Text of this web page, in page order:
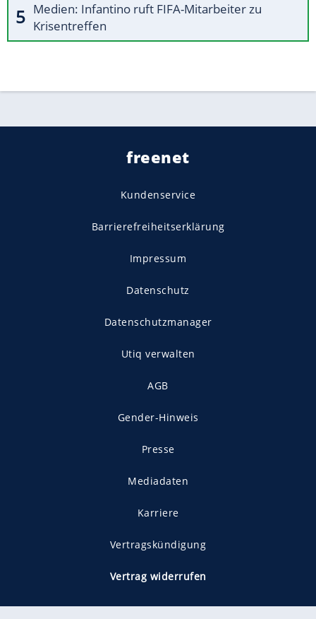
Medien: Infantino ruft FIFA-Mitarbeiter zu
Krisentreffen
freenet
Kundenservice
Barrierefreiheitserklärung
Impressum
Datenschutz
Datenschutzmanager
Utiq verwalten
AGB
Gender-Hinweis
Presse
Mediadaten
Karriere
Vertragskündigung
Vertrag widerrufen